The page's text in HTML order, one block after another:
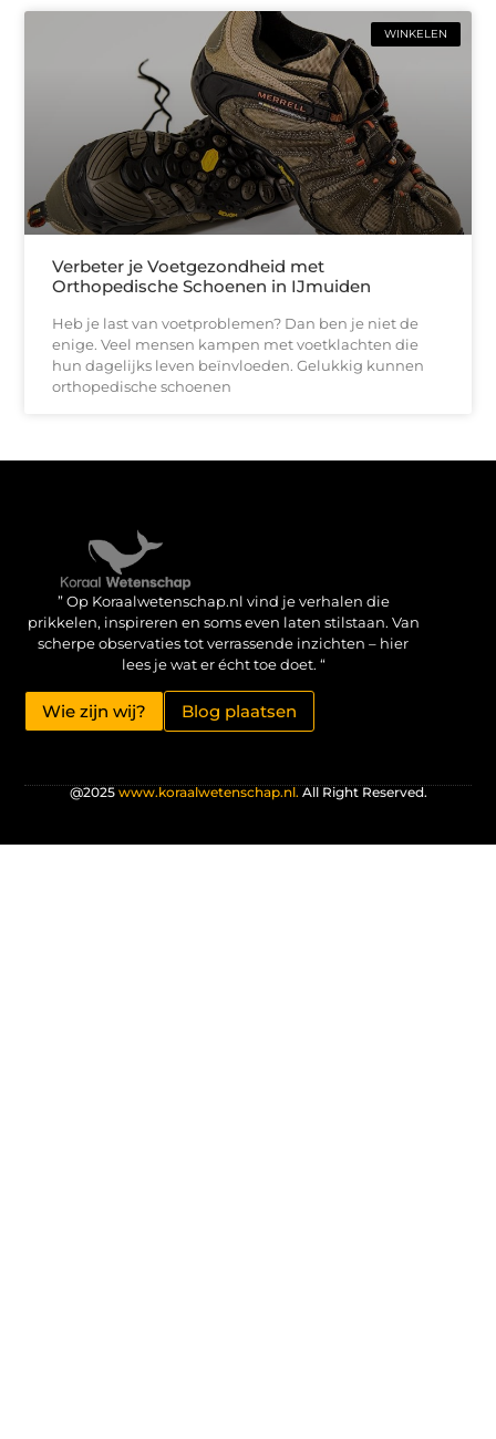
WINKELEN
Verbeter je Voetgezondheid met
Orthopedische Schoenen in IJmuiden
Heb je last van voetproblemen? Dan ben je niet de
enige. Veel mensen kampen met voetklachten die
hun dagelijks leven beïnvloeden. Gelukkig kunnen
orthopedische schoenen
” Op Koraalwetenschap.nl vind je verhalen die
prikkelen, inspireren en soms even laten stilstaan. Van
scherpe observaties tot verrassende inzichten – hier
lees je wat er écht toe doet. “
Wie zijn wij? Blog plaatsen
@2025 www.koraalwetenschap.nl. All Right Reserved.